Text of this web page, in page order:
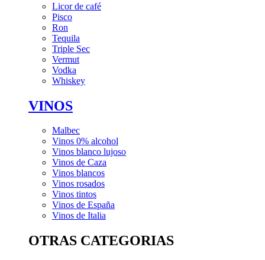
Licor de café
Pisco
Ron
Tequila
Triple Sec
Vermut
Vodka
Whiskey
VINOS
Malbec
Vinos 0% alcohol
Vinos blanco lujoso
Vinos de Caza
Vinos blancos
Vinos rosados
Vinos tintos
Vinos de España
Vinos de Italia
OTRAS CATEGORIAS